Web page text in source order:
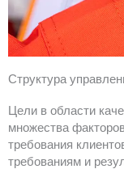
Структура
Цели в области
множества
требования
требованиям и